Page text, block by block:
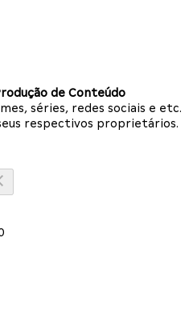
de Conteúdo
séries, redes sociais e etc.
respectivos proprietários.